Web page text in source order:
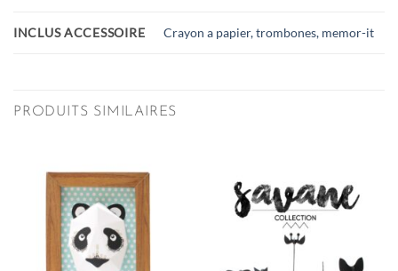
INCLUS ACCESSOIRE Crayon a papier, trombones, memor-it
PRODUITS SIMILAIRES